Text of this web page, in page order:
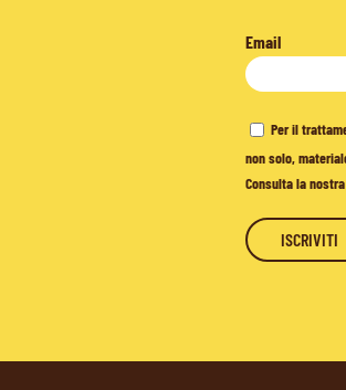
Email
Per il
non solo,
Consulta la nostra